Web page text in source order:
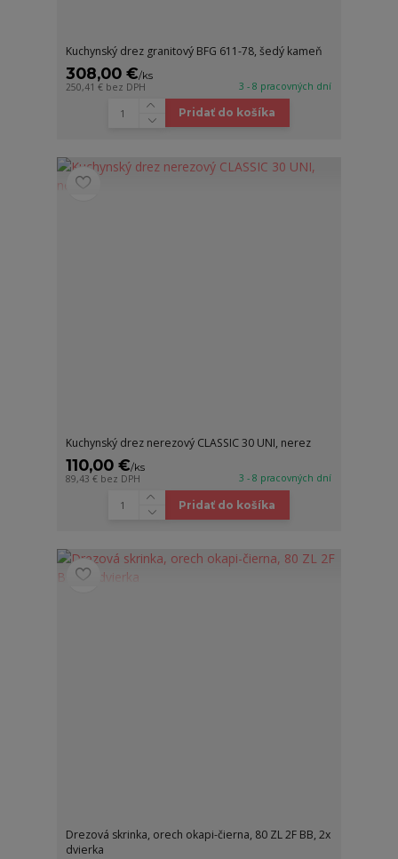
Kuchynský drez granitový BFG 611-78, šedý kameň
308,00 €/ks
250,41 € bez DPH 3 - 8 pracovných dní
Pridať do košíka
Kuchynský drez nerezový CLASSIC 30 UNI, nerez
110,00 €/ks
89,43 € bez DPH 3 - 8 pracovných dní
Pridať do košíka
Drezová skrinka, orech okapi-čierna, 80 ZL 2F BB, 2x
dvierka